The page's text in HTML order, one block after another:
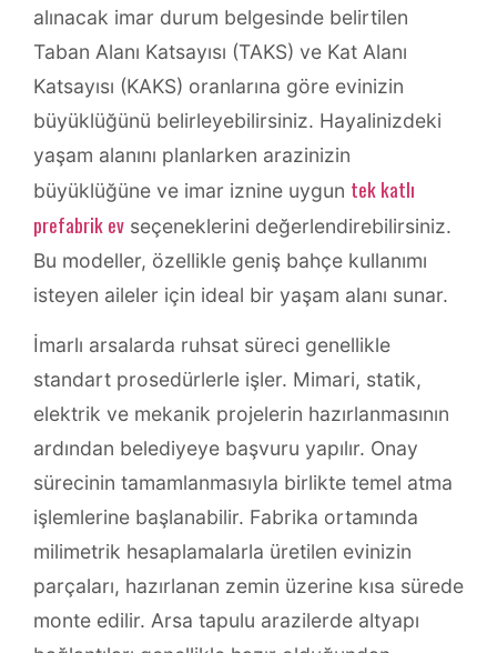
alınacak imar durum belgesinde belirtilen
Taban Alanı Katsayısı (TAKS) ve Kat Alanı
Katsayısı (KAKS) oranlarına göre evinizin
büyüklüğünü belirleyebilirsiniz. Hayalinizdeki
yaşam alanını planlarken arazinizin
büyüklüğüne ve imar iznine uygun tek katlı
prefabrik ev seçeneklerini değerlendirebilirsiniz.
Bu modeller, özellikle geniş bahçe kullanımı
isteyen aileler için ideal bir yaşam alanı sunar.
İmarlı arsalarda ruhsat süreci genellikle
standart prosedürlerle işler. Mimari, statik,
elektrik ve mekanik projelerin hazırlanmasının
ardından belediyeye başvuru yapılır. Onay
sürecinin tamamlanmasıyla birlikte temel atma
işlemlerine başlanabilir. Fabrika ortamında
milimetrik hesaplamalarla üretilen evinizin
parçaları, hazırlanan zemin üzerine kısa sürede
monte edilir. Arsa tapulu arazilerde altyapı